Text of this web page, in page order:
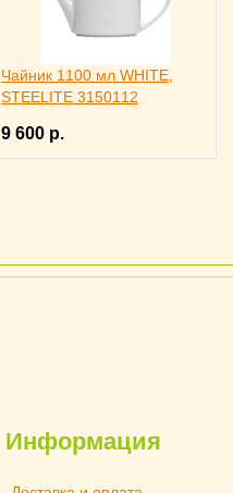
Чайник 1100 мл WHITE,
STEELITE 3150112
9 600 р.
Информация